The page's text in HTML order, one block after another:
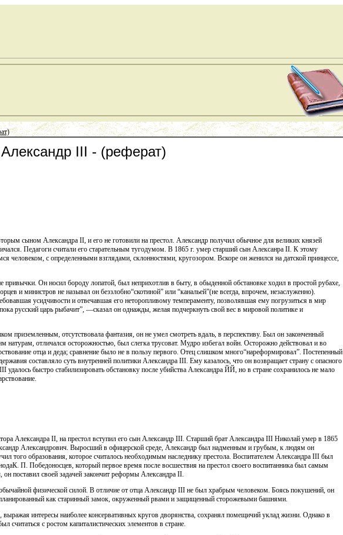
III - (реферат)
сыном Александра II, и его не готовили на престол. Александр получил обычное для великих князей
Педагоги считали его старательным тугодумом. В 1865 г. умер старший сын Алексанра II. К этому
с определенными взглядами, склонностями, кругозором. Вскоре он женился на датской принцессе,
Он носил бороду лопатой, был неприхотлив в быту, в обыденной обстановке ходил в простой рубахе,
и министров не называл он беззлобно“скотиной” или “канальей”(не всегда, впрочем, незаслуженно).
усидчивости и отвечавшая его неторопливому темпераменту, позволявшая ему погрузиться в мир
русский царь рыбачит”, —сказал он однажды, желая подчеркнуть свой вес в мировой политике и
приземленным, отсутствовала фантазия, он не умел смотреть вдаль, в перспективу. Был он законченный
натурам, отличался осторожностью, был слегка трусоват. Мудро избегал войн. Осторожно действовал и во
отца и деда; сравнение было не в пользу первого. Отец слишком много“нареформировал”. Постепенный
составляло суть внутренней политики Александра III. Ему казалось, что он возвращает страну с опасного
удалось быстро стабилизировать обстановку после убийства Александра ЙЙ, но в стране сохранилось не мало
Александра II, на престол вступил его сын Александр III. Старший брат Александра III Николай умер в 1865
Александрович. Выросший в офицерской среде, Александр был надменным и грубым, к людям он
того образования, которое считалось необходимым наследнику престола. Воспитателем Александра III был
П. Победоносцев, который первое время после восшествия на престол своего воспитанника был самым
поставил своей задачей закончит реформы Александра II.
физической силой. В отличие от отца Александр III не был храбрым человеком. Боясь покушений, он
как старинный замок, окруженный рвами и защищенный сторожевыми башнями.
интересы наиболее консервативных кругов дворянства, сохранял помещичий уклад жизни. Однако в
считаться с ростом капиталистических элементов в стране.